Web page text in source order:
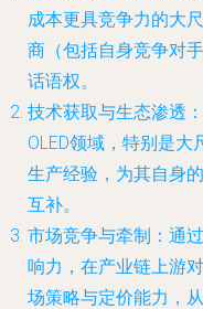
成本更具竞争力的大
商（包括自身竞争对
话语权。
技术获取与生态渗透
OLED领域，特别是大
生产经验，为其自身
互补。
市场竞争与牵制 ：通
响力，在产业链上游
场策略与定价能力，